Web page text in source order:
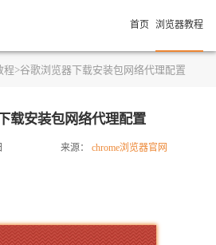
首页 浏览器教程
程>谷歌浏览器下载安装包网络代理配置
载安装包网络代理配置
来源： chrome浏览器官网